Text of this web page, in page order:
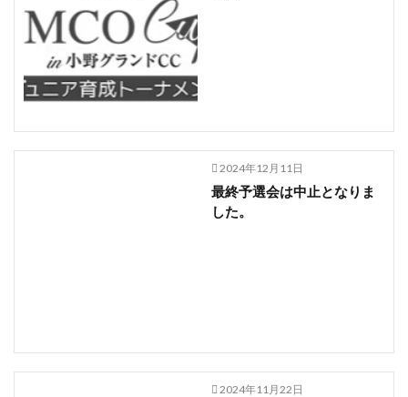
2024年12月11日
最終予選会は中止となりま
した。
2024年11月22日